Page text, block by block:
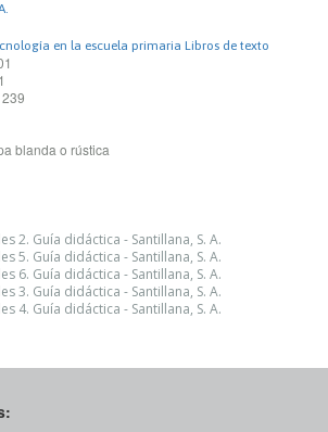
en la escuela primaria Libros de texto
1
239
blanda o rústica
2. Guía didáctica - Santillana, S. A.
5. Guía didáctica - Santillana, S. A.
6. Guía didáctica - Santillana, S. A.
3. Guía didáctica - Santillana, S. A.
4. Guía didáctica - Santillana, S. A.